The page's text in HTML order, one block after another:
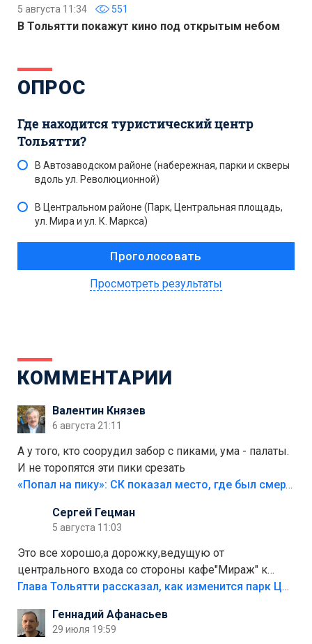
5 августа 11:34 551
В Тольятти покажут кино под открытым небом
ОПРОС
Где находится туристический центр
Тольятти?
В Автозаводском районе (набережная, парки и скверы
вдоль ул. Революционной)
В Центральном районе (Парк, Центральная площадь,
ул. Мира и ул. К. Маркса)
Просмотреть результаты
КОММЕНТАРИИ
Валентин Князев
6 августа 21:11
А у того, кто соорудил забор с пиками, ума - палаты.
И не торопятся эти пики срезать
«Попал на пику»: СК показал место, где был смертельно травмирован ребенок в Тольятти
Сергей Гецман
5 августа 11:03
Это все хорошо,а дорожку,ведущую от
центрального входа со стороны кафе"Мираж" к
аттракционам слабо доделать?А то бордюры
лежала в парке и испортилась.Да еще,видимо,часть
украли.
Глава Тольятти рассказал, как изменится парк Центрального района
Геннадий Афанасьев
29 июля 19:59